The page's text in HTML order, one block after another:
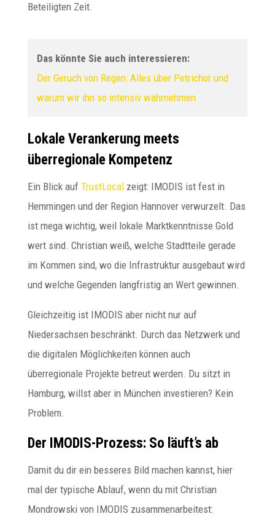
Beteiligten Zeit.
Das könnte Sie auch interessieren:
Der Geruch von Regen: Alles über Petrichor und
warum wir ihn so intensiv wahrnehmen
Lokale Verankerung meets
überregionale Kompetenz
Ein Blick auf TrustLocalzeigt: IMODIS ist fest in
Hemmingen und der Region Hannover verwurzelt. Das
ist mega wichtig, weil lokale Marktkenntnisse Gold
wert sind. Christian weiß, welche Stadtteile gerade
im Kommen sind, wo die Infrastruktur ausgebaut wird
und welche Gegenden langfristig an Wert gewinnen.
Gleichzeitig ist IMODIS aber nicht nur auf
Niedersachsen beschränkt. Durch das Netzwerk und
die digitalen Möglichkeiten können auch
überregionale Projekte betreut werden. Du sitzt in
Hamburg, willst aber in München investieren? Kein
Problem.
Der IMODIS-Prozess: So läuft’s ab
Damit du dir ein besseres Bild machen kannst, hier
mal der typische Ablauf, wenn du mit Christian
Mondrowski von IMODIS zusammenarbeitest: